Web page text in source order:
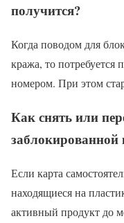
получится?
Когда поводом для
кража, то потребуется
номером. При этом
Как снять или
Если карта
находящиеся на
активный продукт до